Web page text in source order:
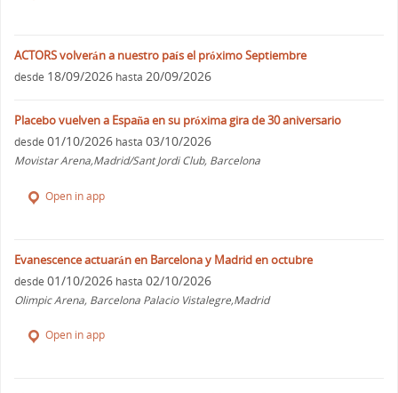
ACTORS volverán a nuestro país el próximo Septiembre
desde 18/09/2026 hasta 20/09/2026
Placebo vuelven a España en su próxima gira de 30 aniversario
desde 01/10/2026 hasta 03/10/2026
Movistar Arena,Madrid/Sant Jordi Club, Barcelona
Open in app
Evanescence actuarán en Barcelona y Madrid en octubre
desde 01/10/2026 hasta 02/10/2026
Olimpic Arena, Barcelona Palacio Vistalegre,Madrid
Open in app